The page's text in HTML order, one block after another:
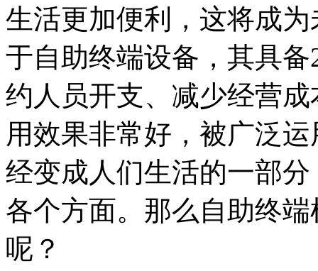
生活更加便利，这将成
于自助终端设备，其具
约人员开支、减少经营
用效果非常好，被广泛
经变成人们生活的一部
各个方面。那么自助终
呢？